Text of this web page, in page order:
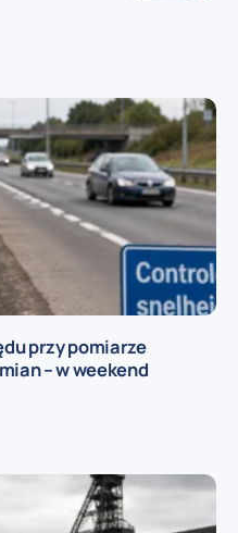
przy pomiarze
– w weekend